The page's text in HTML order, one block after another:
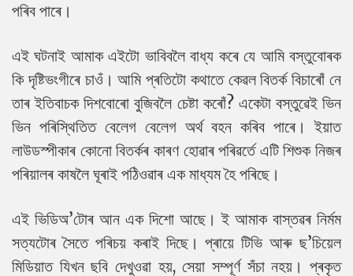
পৰিব পাৰে।
এই ঘটনাই আমাক এইটো ভাবিবলৈ বাধ্য কৰে যে আমি বস্তুবোৰক
কি দৃষ্টিভংগীৰে চাওঁ। আমি প্ৰতিটো কথাতে কেৱল বিতৰ্ক বিচাৰোঁ নে
তাৰ ইতিবাচক দিশবোৰো বুজিবলৈ চেষ্টা কৰোঁ? একেটা বস্তুৱেই ভিন
ভিন পৰিস্থিতিত বেলেগ বেলেগ অৰ্থ বহন কৰিব পাৰে। ইয়াত
লাউডস্পীকাৰ কোনো বিতৰ্কৰ কাৰণ হোৱাৰ পৰিৱৰ্তে এটি শিশুক নিজৰ
পৰিয়ালৰ কাষলৈ ঘূৰাই পঠিওৱাৰ এক মাধ্যম হৈ পৰিছে।
এই ভিডিঅ’টোৰ আন এক দিশো আছে। ই আমাক বাস্তৱৰ নিৰ্মম
সত্যটোৰ সৈতে পৰিচয় কৰাই দিছে। প্ৰায়ে টিভি আৰু ছ’চিয়েল
মিডিয়াত যিখন ছবি দেখুওৱা হয়, সেয়া সম্পূৰ্ণ সঁচা নহয়। প্ৰকৃত